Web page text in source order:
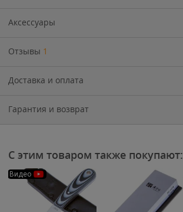
Аксессуары
Отзывы 1
Доставка и оплата
Гарантия и возврат
С этим товаром также покупают:
Видео